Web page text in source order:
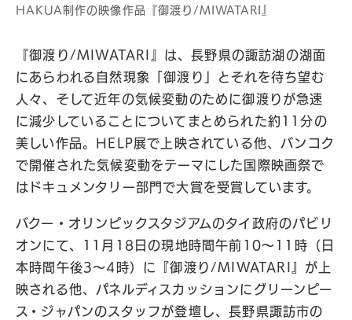
HAKUA制作の映像作品『御渡り/MIWATARI』
『御渡り/MIWATARI』は、長野県の諏訪湖の湖面
にあらわれる自然現象「御渡り」とそれを待ち望む
人々、そして近年の気候変動のために御渡りが急速
に減少していることについてまとめられた約11分の
美しい作品。HELP展で上映されている他、バンコク
で開催された気候変動をテーマにした国際映画祭で
はドキュメンタリー部門で大賞を受賞しています。
バクー・オリンピックスタジアムのタイ政府のパビリ
オンにて、11月18日の現地時間午前10〜11時（日
本時間午後3〜4時）に『御渡り/MIWATARI』が上
映される他、パネルディスカッションにグリーンピー
ス・ジャパンのスタッフが登壇し、長野県諏訪市の